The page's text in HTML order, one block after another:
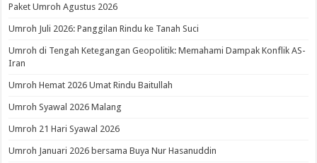
Paket Umroh Agustus 2026
Umroh Juli 2026: Panggilan Rindu ke Tanah Suci
Umroh di Tengah Ketegangan Geopolitik: Memahami Dampak Konflik AS-
Iran
Umroh Hemat 2026 Umat Rindu Baitullah
Umroh Syawal 2026 Malang
Umroh 21 Hari Syawal 2026
Umroh Januari 2026 bersama Buya Nur Hasanuddin